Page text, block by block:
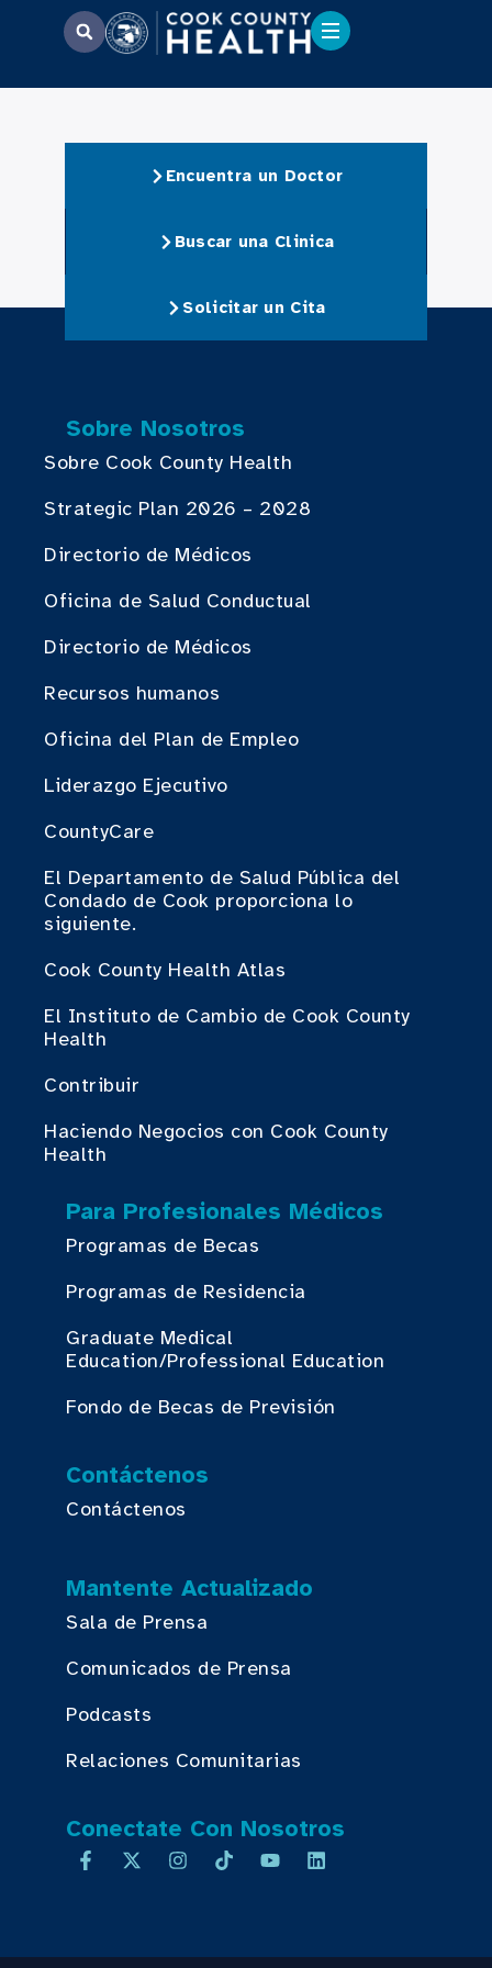
Encuentra un Doctor
Buscar una Clinica
Solicitar un Cita
Sobre Nosotros
Sobre Cook County Health
Strategic Plan 2026 – 2028
Directorio de Médicos
Oficina de Salud Conductual
Directorio de Médicos
Recursos humanos
Oficina del Plan de Empleo
Liderazgo Ejecutivo
CountyCare
El Departamento de Salud Pública del
Condado de Cook proporciona lo
siguiente.
Cook County Health Atlas
El Instituto de Cambio de Cook County
Health
Contribuir
Haciendo Negocios con Cook County
Health
Para Profesionales Médicos
Programas de Becas
Programas de Residencia
Graduate Medical
Education/Professional Education
Fondo de Becas de Previsión
Contáctenos
Contáctenos
Mantente Actualizado
Sala de Prensa
Comunicados de Prensa
Podcasts
Relaciones Comunitarias
Conectate Con Nosotros